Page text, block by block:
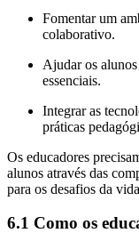
Fomentar um
colaborativo.
Ajudar os
essenciais.
Integrar as
práticas
Os educadores
alunos através das
para os desafios da
6.1 Como os